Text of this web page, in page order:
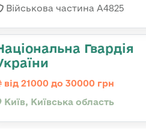
Військова частина А4825
Гвардія
від 21000 до 30000 грн
Київ, Київська область